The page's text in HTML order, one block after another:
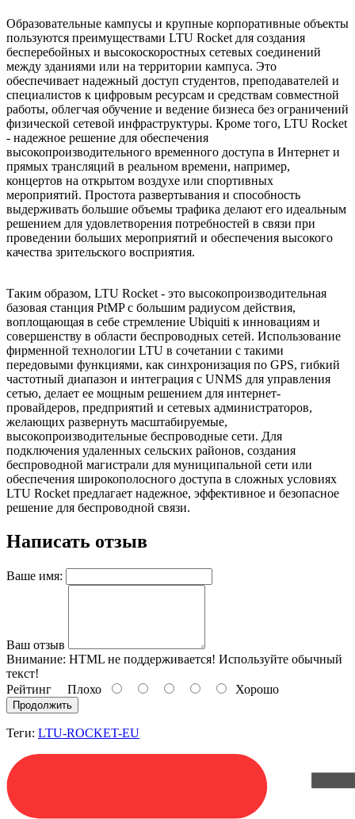
Образовательные кампусы и крупные корпоративные объекты
пользуются преимуществами LTU Rocket для создания
бесперебойных и высокоскоростных сетевых соединений
между зданиями или на территории кампуса. Это
обеспечивает надежный доступ студентов, преподавателей и
специалистов к цифровым ресурсам и средствам совместной
работы, облегчая обучение и ведение бизнеса без ограничений
физической сетевой инфраструктуры. Кроме того, LTU Rocket
- надежное решение для обеспечения
высокопроизводительного временного доступа в Интернет и
прямых трансляций в реальном времени, например,
концертов на открытом воздухе или спортивных
мероприятий. Простота развертывания и способность
выдерживать большие объемы трафика делают его идеальным
решением для удовлетворения потребностей в связи при
проведении больших мероприятий и обеспечения высокого
качества зрительского восприятия.
Таким образом, LTU Rocket - это высокопроизводительная
базовая станция PtMP с большим радиусом действия,
воплощающая в себе стремление Ubiquiti к инновациям и
совершенству в области беспроводных сетей. Использование
фирменной технологии LTU в сочетании с такими
передовыми функциями, как синхронизация по GPS, гибкий
частотный диапазон и интеграция с UNMS для управления
сетью, делает ее мощным решением для интернет-
провайдеров, предприятий и сетевых администраторов,
желающих развернуть масштабируемые,
высокопроизводительные беспроводные сети. Для
подключения удаленных сельских районов, создания
беспроводной магистрали для муниципальной сети или
обеспечения широкополосного доступа в сложных условиях
LTU Rocket предлагает надежное, эффективное и безопасное
решение для беспроводной связи.
Написать отзыв
Ваше имя:
Ваш отзыв
Внимание: HTML не поддерживается! Используйте обычный
текст!
Рейтинг Плохо Хорошо
Продолжить
Теги: LTU-ROCKET-EU